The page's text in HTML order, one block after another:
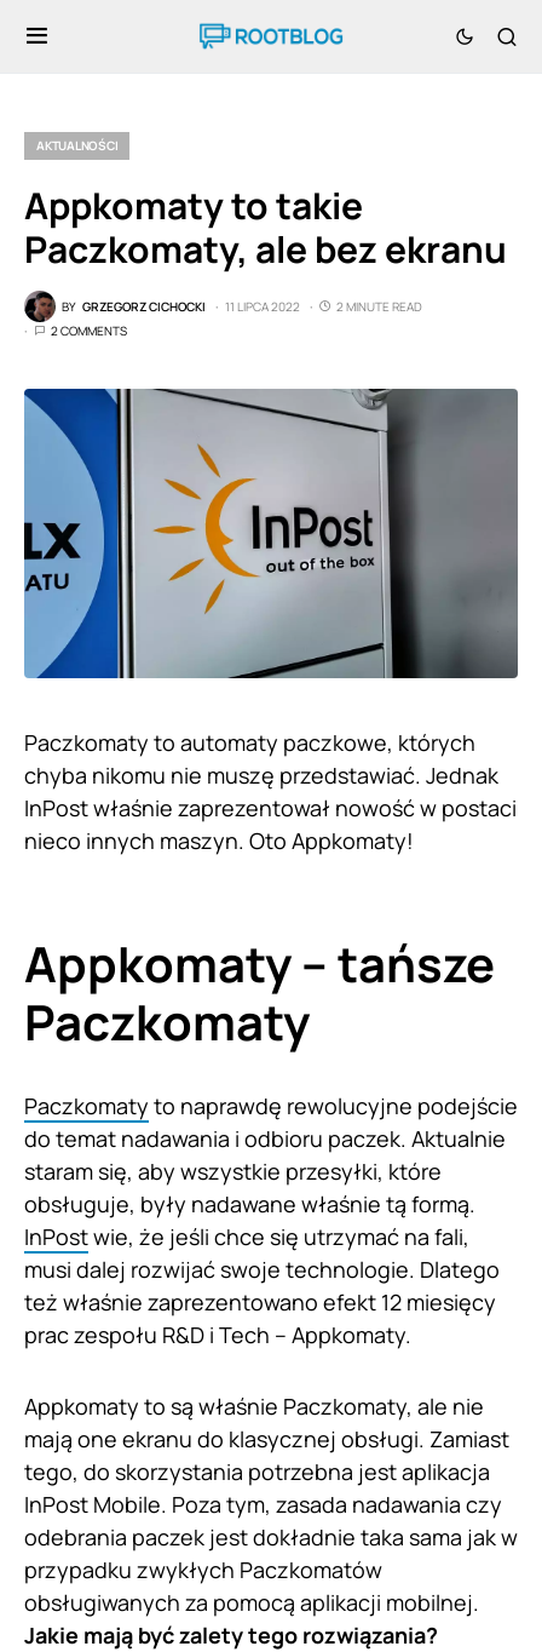
AKTUALNOŚCI
Appkomaty to takie
Paczkomaty, ale bez ekranu
BY GRZEGORZ CICHOCKI 11 LIPCA 2022
2 MINUTE READ
2 COMMENTS
Paczkomaty to automaty paczkowe, których
chyba nikomu nie muszę przedstawiać. Jednak
InPost właśnie zaprezentował nowość w postaci
nieco innych maszyn. Oto Appkomaty!
Appkomaty – tańsze
Paczkomaty
Paczkomaty to naprawdę rewolucyjne podejście
do temat nadawania i odbioru paczek. Aktualnie
staram się, aby wszystkie przesyłki, które
obsługuje, były nadawane właśnie tą formą.
InPostwie, że jeśli chce się utrzymać na fali,
musi dalej rozwijać swoje technologie. Dlatego
też właśnie zaprezentowano efekt 12 miesięcy
prac zespołu R&D i Tech – Appkomaty.
Appkomaty to są właśnie Paczkomaty, ale nie
mają one ekranu do klasycznej obsługi. Zamiast
tego, do skorzystania potrzebna jest aplikacja
InPost Mobile. Poza tym, zasada nadawania czy
odebrania paczek jest dokładnie taka sama jak w
przypadku zwykłych Paczkomatów
obsługiwanych za pomocą aplikacji mobilnej.
Jakie mają być zalety tego rozwiązania?